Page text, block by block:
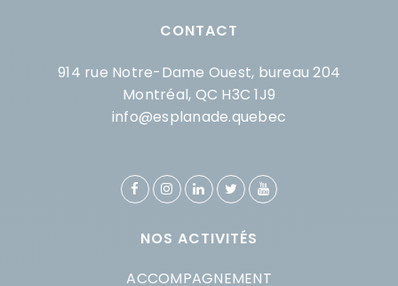
CONTACT
914 rue Notre-Dame Ouest, bureau 204
Montréal, QC H3C 1J9
info@esplanade.quebec
NOS ACTIVITÉS
ACCOMPAGNEMENT